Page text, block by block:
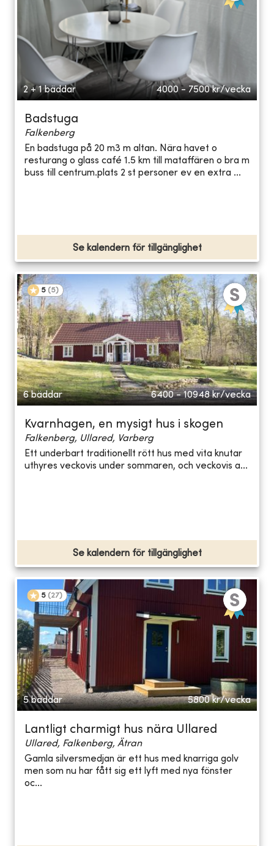
2 + 1 bäddar 4000 - 7500 kr/vecka
Badstuga
Falkenberg
En badstuga på 20 m3 m altan. Nära havet o
resturang o glass café 1.5 km till mataffären o bra m
buss till centrum.plats 2 st personer ev en extra ...
Se kalendern för tillgänglighet
5 (5)
6 bäddar 6400 - 10948 kr/vecka
Kvarnhagen, en mysigt hus i skogen
Falkenberg, Ullared, Varberg
Ett underbart traditionellt rött hus med vita knutar
uthyres veckovis under sommaren, och veckovis a...
Se kalendern för tillgänglighet
5 (27)
5 bäddar 5800 kr/vecka
Lantligt charmigt hus nära Ullared
Ullared, Falkenberg, Ätran
Gamla silversmedjan är ett hus med knarriga golv
men som nu har fått sig ett lyft med nya fönster
oc...